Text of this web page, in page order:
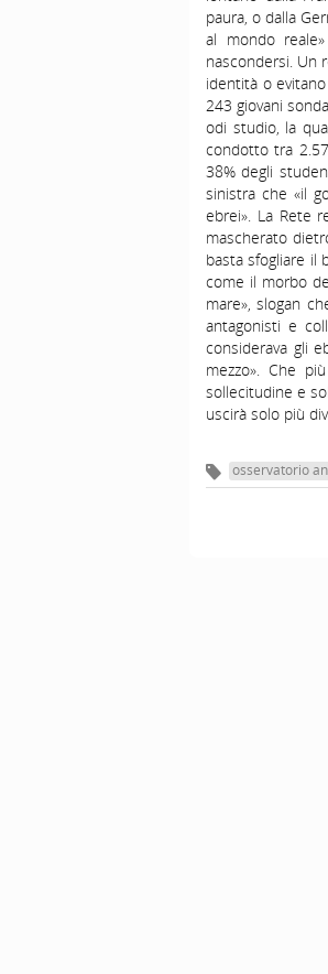
paura, o dalla
al mondo
nascondersi. Un
identità o
243 giovani
odi studio, la
condotto tra
38% degli
sinistra che «il
ebrei». La Rete
mascherato
basta sfogliare il
come il morbo
mare», slogan
antagonisti e
considerava gli
mezzo». Che
sollecitudine e
uscirà solo più
osservatorio